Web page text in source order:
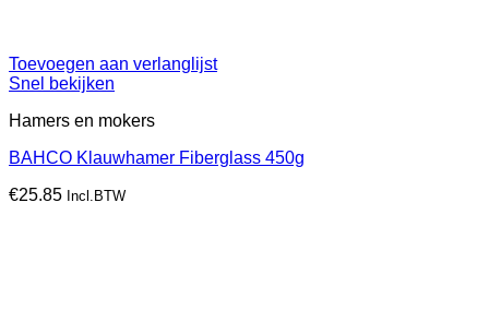
Toevoegen aan verlanglijst
Snel bekijken
Hamers en mokers
BAHCO Klauwhamer Fiberglass 450g
€25.85 Incl.BTW